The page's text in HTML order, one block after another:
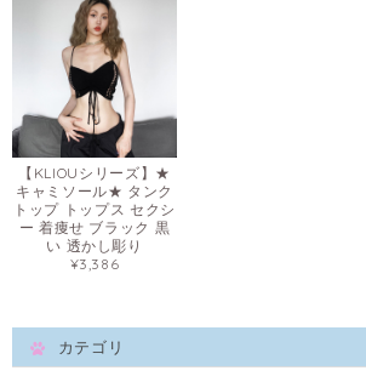
【KLIOUシリーズ】★
キャミソール★ タンク
トップ トップス セクシ
ー 着痩せ ブラック 黒
い 透かし彫り
¥3,386
カテゴリ